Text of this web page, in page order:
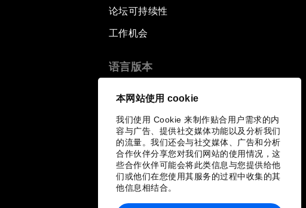
本网站使用 cookie
我们使用 Cookie 来制作贴合用户需求的内
容与广告、提供社交媒体功能以及分析我们
的流量。我们还会与社交媒体、广告和分析
合作伙伴分享您对我们网站的使用情况，这
些合作伙伴可能会将此类信息与您提供给他
们或他们在您使用其服务的过程中收集的其
他信息相结合。
论坛可持续性
工作机会
语言版本